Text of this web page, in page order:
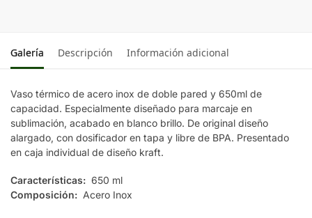
Galería Descripción Información adicional
Vaso térmico de acero inox de doble pared y 650ml de
capacidad. Especialmente diseñado para marcaje en
sublimación, acabado en blanco brillo. De original diseño
alargado, con dosificador en tapa y libre de BPA. Presentado
en caja individual de diseño kraft.
Características: 650 ml
Composición: Acero Inox